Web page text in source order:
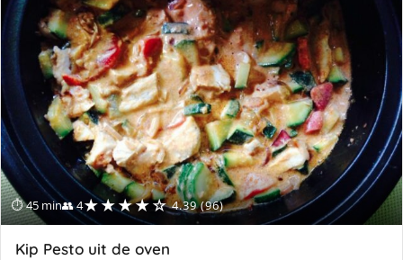
⏱ 45 min👥 4★★★★☆ 4.39 (96)
Kip Pesto uit de oven